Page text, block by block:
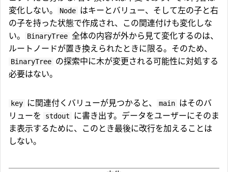
変化しない。
Node はキーとバリュー、そして左の子と右
の子を持った状態で作成され、この関連付けも変化しな
い。
BinaryTree 全体の内容が外から見て変化するのは、
ルートノードが置き換えられたときに限る。そのため、
BinaryTree の探索中に木が変更される可能性に対処する
必要はない。
key に関連付くバリューが見つかると、 main はそのバ
リューを
stdout
に書き出す。データをユーザーにそのま
ま表示するために、このとき最後に改行を加えることは
しない。